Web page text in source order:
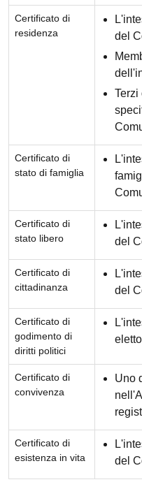
Certificato di
residenza
del
Terzi
Certificato di
stato di famiglia
Certificato di
stato libero
del
Certificato di
cittadinanza
del
Certificato di
godimento di
diritti politici
Certificato di
convivenza
Uno
Certificato di
esistenza in vita
del